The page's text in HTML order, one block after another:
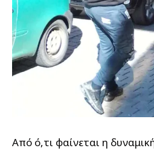
Από ό,τι φαίνεται η